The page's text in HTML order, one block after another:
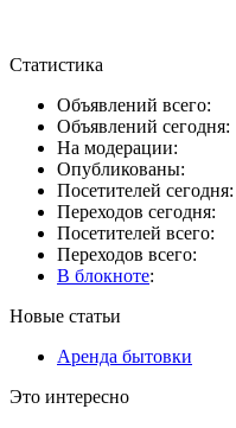
Статистика
Объявлений всего:
Объявлений сегодня:
На модерации:
Опубликованы:
Посетителей сегодня:
Переходов сегодня:
Посетителей всего:
Переходов всего:
В блокноте:
Новые статьи
Аренда бытовки
Это интересно